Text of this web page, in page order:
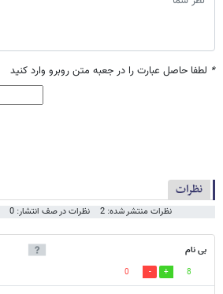
* لطفا حاصل عبارت را در جعبه متن روبرو وارد کنید
نظرات
نظرات منتشر شده: 2 نظرات در صف انتشار: 0
بی نام
8
0